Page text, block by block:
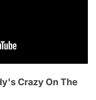
Crazy On The